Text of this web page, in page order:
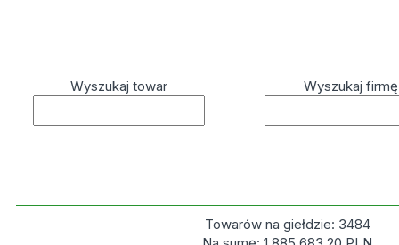
Wyszukaj towar Wyszukaj firmę
Towarów na giełdzie: 3484